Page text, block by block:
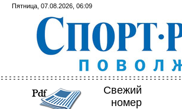
Пятница, 07.08.2026, 06:09
Свежий
номер